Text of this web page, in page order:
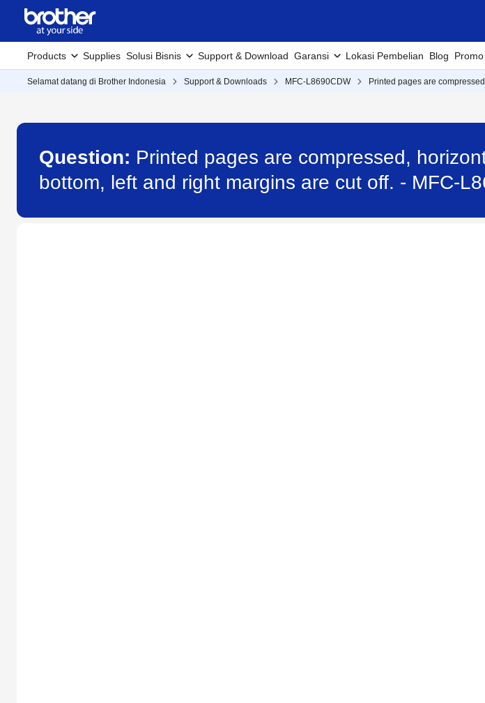
Products Supplies Solusi Bisnis Support & Download Garansi Lokasi Pembelian Blog
Selamat datang di Brother Indonesia Support & Downloads MFC-L8690CDW Printed pages are
Question: Printed pages are compressed,
bottom, left and right margins are cut off. - MFC-